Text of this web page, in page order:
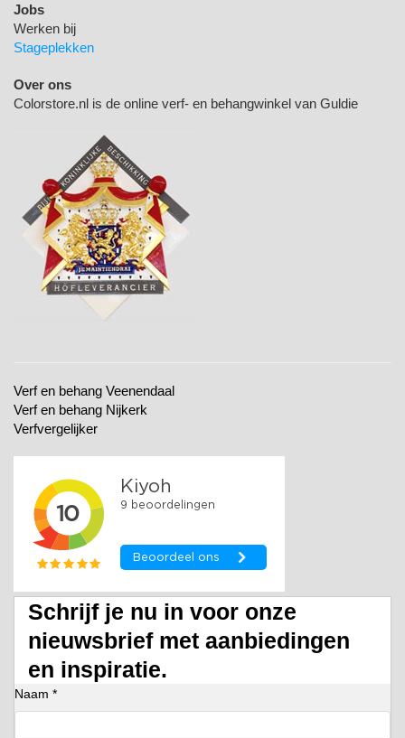
Jobs
Werken bij
Stageplekken
Over ons
Colorstore.nl is de online verf- en behangwinkel van Guldie
Verf en behang Veenendaal
Verf en behang Nijkerk
Verfvergelijker
Schrijf je nu in voor onze
nieuwsbrief met aanbiedingen
en inspiratie.
Naam *